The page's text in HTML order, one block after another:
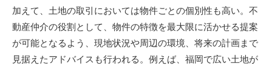
加えて、土地の取引においては物件ごとの個別性も高い。不
動産仲介の役割として、物件の特徴を最大限に活かせる提案
が可能となるよう、現地状況や周辺の環境、将来の計画まで
見据えたアドバイスも行われる。例えば、福岡で広い土地が